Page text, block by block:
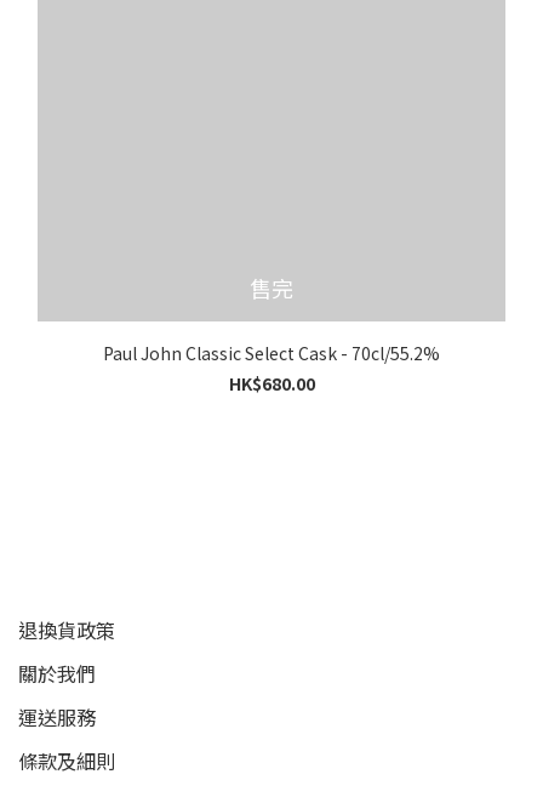
售完
Paul John Classic Select Cask - 70cl/55.2%
HK$680.00
退換貨政策
關於我們
運送服務
條款及細則